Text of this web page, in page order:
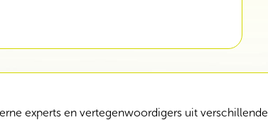
experts en vertegenwoordigers uit verschillende